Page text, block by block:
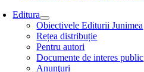
Editura
Obiectivele Editurii Junimea
Rețea distribuție
Pentru autori
Documente de interes public
Anunţuri